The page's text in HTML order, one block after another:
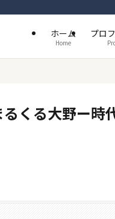
ホーム
Home
プロ
くる大野ー時